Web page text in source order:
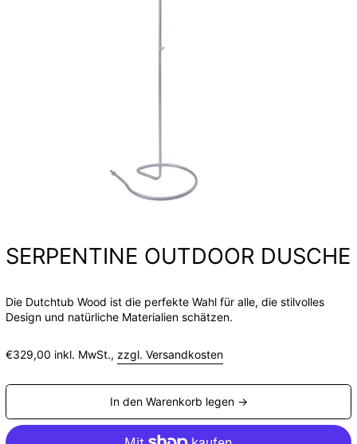
SERPENTINE OUTDOOR DUSCHE
Die Dutchtub Wood ist die perfekte Wahl für alle, die stilvolles
Design und natürliche Materialien schätzen.
Normaler
€329,00 inkl. MwSt., zzgl. Versandkosten
In den Warenkorb legen →